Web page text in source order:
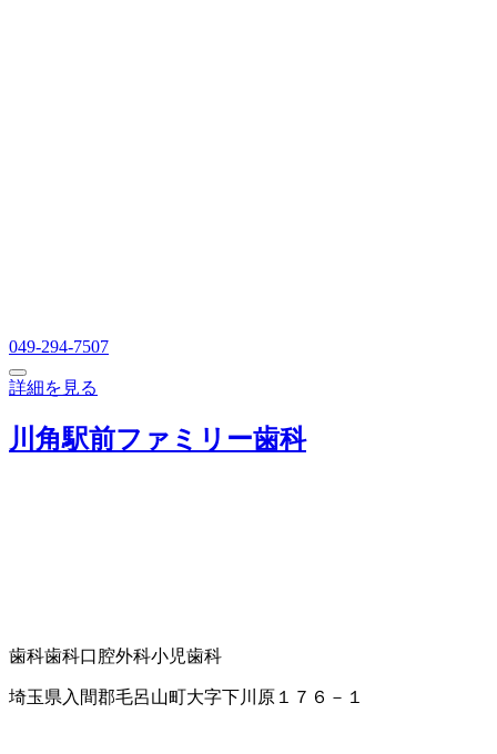
049-294-7507
詳細を見る
川角駅前ファミリー歯科
歯科歯科口腔外科小児歯科
埼玉県入間郡毛呂山町大字下川原１７６－１